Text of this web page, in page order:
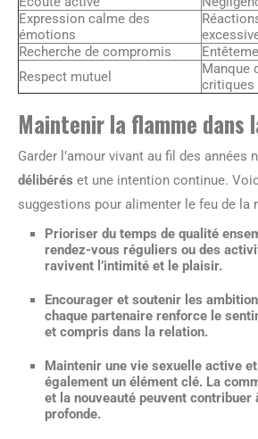
Expression calme des
émotions
Recherche de compromis
Respect mutuel
Manque
critiques
Maintenir la flamme dans
Garder l’amour vivant au fil des années
délibérés et une intention continue.
suggestions pour alimenter le feu de la
Prioriser du temps de qualité
rendez-vous réguliers ou des
ravivent l’intimité et le plaisir.
Encourager et soutenir les
chaque partenaire renforce le
et compris dans la relation.
Maintenir une vie sexuelle active
également un élément clé. La
et la nouveauté peuvent contribuer
profonde.